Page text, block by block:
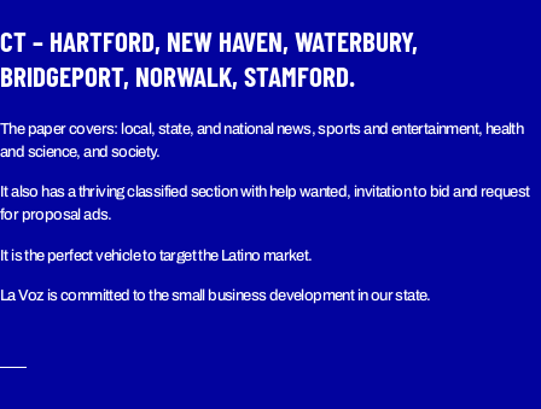
CT – HARTFORD, NEW HAVEN, WATERBURY,
BRIDGEPORT, NORWALK, STAMFORD.
The paper covers: local, state, and national news, sports and entertainment, health
and science, and society.
It also has a thriving classified section with help wanted, invitation to bid and request
for proposal ads.
It is the perfect vehicle to target the Latino market.
La Voz is committed to the small business development in our state.